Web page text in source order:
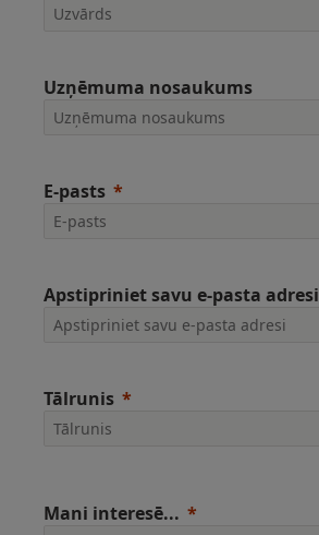
Uzņēmuma nosaukums
E-pasts
Apstipriniet savu e-pasta adresi
Tālrunis
Mani interesē...